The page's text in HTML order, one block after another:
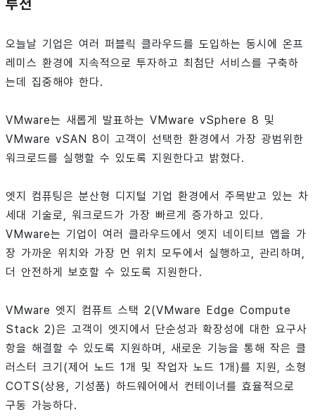
루션
오늘날 기업은 여러 퍼블릭 클라우드를 도입하는 동시에 온프
레미스 환경에 지속적으로 투자하고 최첨단 서비스를 구축하
는데 집중해야 한다.
VMware는 새롭게 발표하는 VMware vSphere 8 및
VMware vSAN 8이 고객이 선택한 환경에서 가장 광범위한
워크로드를 실행할 수 있도록 지원한다고 밝혔다.
엣지 컴퓨팅은 분산형 디지털 기업 환경에서 주목받고 있는 차
세대 기술로, 워크로드가 가장 빠르게 증가하고 있다.
VMware는 기업이 여러 클라우드에서 엣지 네이티브 앱을 가
장 가까운 위치와 가장 먼 위치 모두에서 실행하고, 관리하며,
더 안전하게 보호할 수 있도록 지원한다.
VMware 엣지 컴퓨트 스택 2(VMware Edge Compute
Stack 2)은 고객이 엣지에서 단순성과 확장성에 대한 요구사
항을 해결할 수 있도록 지원하며, 새로운 기능을 통해 작은 클
러스터 크기(제어 노드 1개 및 작업자 노드 1개)를 지원, 소형
COTS(상용, 기성품) 하드웨어에서 컨테이너를 효율적으로
구동 가능하다.